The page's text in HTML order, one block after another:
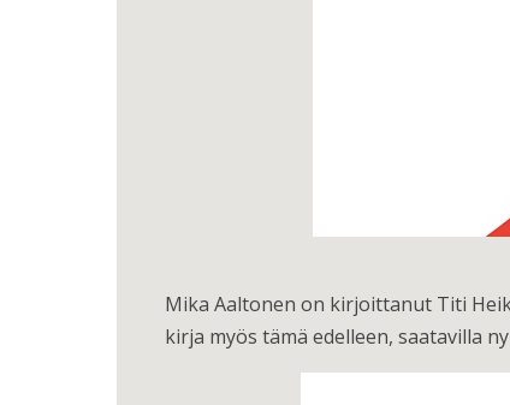
Mika Aaltonen on kirjoittanut Titi
kirja myös tämä edelleen, saatavilla